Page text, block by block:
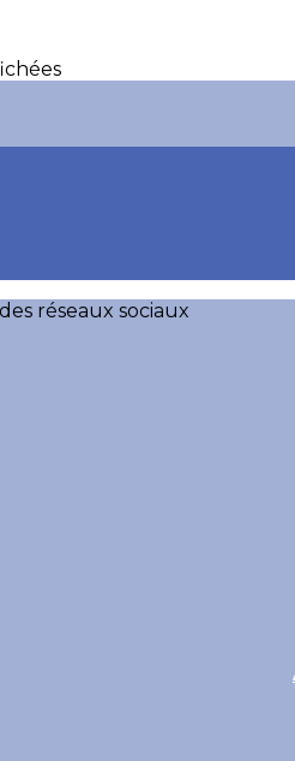
réseaux sociaux